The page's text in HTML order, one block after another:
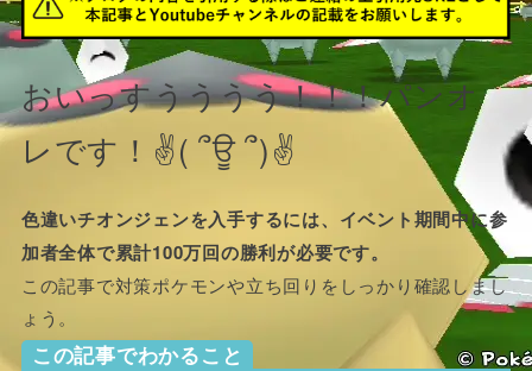
おいっすうううう！！！パンオ
レです！✌( ՞ਊ ՞)✌
色違いチオンジェンを入手するには、イベント期間中に参
加者全体で累計100万回の勝利が必要です。
この記事で対策ポケモンや立ち回りをしっかり確認しまし
ょう。
この記事でわかること